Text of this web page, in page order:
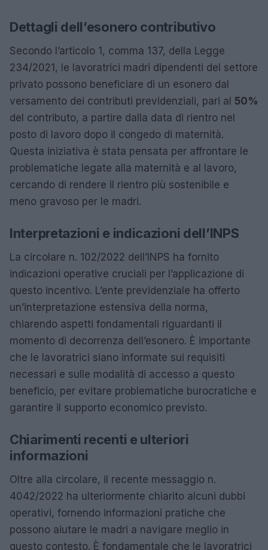
Dettagli dell’esonero contributivo
Secondo l’articolo 1, comma 137, della Legge
234/2021, le lavoratrici madri dipendenti del settore
privato possono beneficiare di un esonero dal
versamento dei contributi previdenziali, pari al 50%
del contributo, a partire dalla data di rientro nel
posto di lavoro dopo il congedo di maternità.
Questa iniziativa è stata pensata per affrontare le
problematiche legate alla maternità e al lavoro,
cercando di rendere il rientro più sostenibile e
meno gravoso per le madri.
Interpretazioni e indicazioni dell’INPS
La circolare n. 102/2022 dell’INPS ha fornito
indicazioni operative cruciali per l’applicazione di
questo incentivo. L’ente previdenziale ha offerto
un’interpretazione estensiva della norma,
chiarendo aspetti fondamentali riguardanti il
momento di decorrenza dell’esonero. È importante
che le lavoratrici siano informate sui requisiti
necessari e sulle modalità di accesso a questo
beneficio, per evitare problematiche burocratiche e
garantire il supporto economico previsto.
Chiarimenti recenti e ulteriori
informazioni
Oltre alla circolare, il recente messaggio n.
4042/2022 ha ulteriormente chiarito alcuni dubbi
operativi, fornendo informazioni pratiche che
possono aiutare le madri a navigare meglio in
questo contesto. È fondamentale che le lavoratrici